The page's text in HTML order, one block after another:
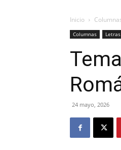
Inicio
Columnas
24 mayo, 2026